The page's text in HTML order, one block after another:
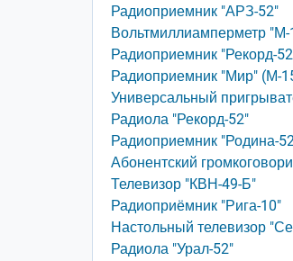
Радиоприемник "АРЗ-52"
Вольтмиллиамперметр "М-
Радиоприемник "Рекорд-
Радиоприемник "Мир" (М-
Универсальный
Радиола "Рекорд-52"
Радиоприемник "Родина-
Абонентский
Телевизор "КВН-49-Б"
Радиоприёмник "Рига-10"
Настольный телевизор
Радиола "Урал-52"